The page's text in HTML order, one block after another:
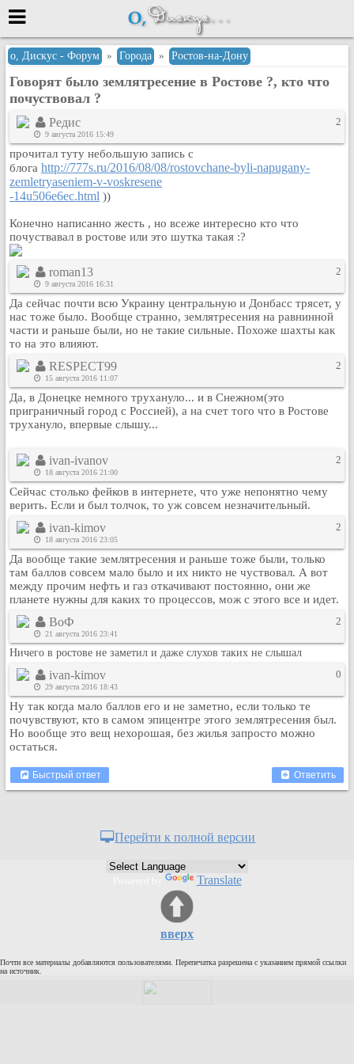
Меню
или войти через
Вход с 7ooo.ru
Регистрация
Забыли пароль?
сайтом 7ooo.ru
Форумы
Главная
Поиск
Новые сообщения
Беседы
Игры
Кулинария
Физкультура и спорт
Видео и Кино
Авто. Мото.
Космос
Домашние питомцы
Медицина
Ещё
Пользователи / Поиск
Группы
Норм
Музыкальный архив
Видео архив
Организации
Объявления
Рейтинг сайтов
Полная версия сайта
о, Дискус - Форум » Города » Ростов-на-Дону
Говорят было землятресение в Ростове ?, кто что
почуствовал ?
Редис
9 августа 2016 15:49
2
прочитал туту небольшую запись с
блога http://777s.ru/2016/08/08/rostovchane-byli-napugany-
zemletryaseniem-v-voskresene
-14u506e6ec.html ))
Конечно написанно жесть , но всеже интересно кто что
почуствавал в ростове или это шутка такая :?
roman13
9 августа 2016 16:31
2
Да сейчас почти всю Украину центральную и Донбасс трясет, у
нас тоже было. Вообще странно, землятресения на равнинной
части и раньше были, но не такие сильные. Похоже шахты как
то на это влияют.
RESPECT99
15 августа 2016 11:07
2
Да, в Донецке немного трухануло... и в Снежном(это
приграничный город с Россией), а на счет того что в Ростове
трухануло, впервые слышу...
ivan-ivanov
18 августа 2016 21:00
2
Сейчас столько фейков в интернете, что уже непонятно чему
верить. Если и был толчок, то уж совсем незначительный.
ivan-kimov
18 августа 2016 23:05
2
Да вообще такие землятресения и раньше тоже были, только
там баллов совсем мало было и их никто не чуствовал. А вот
между прочим нефть и газ откачивают постоянно, они же
планете нужны для каких то процессов, мож с этого все и идет.
ВоФ
21 августа 2016 23:41
2
Ничего в ростове не заметил и даже слухов таких не слышал
ivan-kimov
29 августа 2016 18:43
0
Ну так когда мало баллов его и не заметно, если только те
почувствуют, кто в самом эпицентре этого землятресения был.
Но вообще это вещ нехорошая, без жилья запросто можно
остаться.
Быстрый ответ Ответить
Перейти к полной версии
Translate
вверх
Почти все материалы добавляются пользователями. Перепечатка разрешена с указанием прямой ссылки
на источник.